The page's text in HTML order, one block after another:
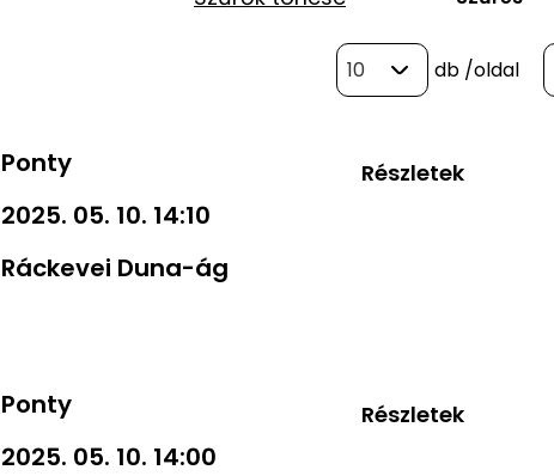
10 db /oldal
Ponty
2025. 05. 10. 14:10
Ráckevei Duna-ág
Részletek
Ponty
2025. 05. 10. 14:00
Részletek